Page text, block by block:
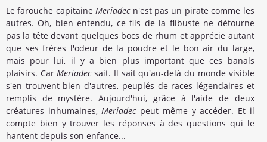
Le farouche capitaineMeriadecn'est pas un pirate comme les
autres. Oh, bien entendu, ce fils de la flibuste ne détourne
pas la tête devant quelques bocs de rhum et apprécie autant
que ses frères l'odeur de la poudre et le bon air du large,
mais pour lui, il y a bien plus important que ces banals
plaisirs. CarMeriadecsait. Il sait qu'au-delà du monde visible
s'en trouvent bien d'autres, peuplés de races légendaires et
remplis de mystère. Aujourd'hui, grâce à l'aide de deux
créatures inhumaines,Meriadecpeut même y accéder. Et il
compte bien y trouver les réponses à des questions qui le
hantent depuis son enfance...